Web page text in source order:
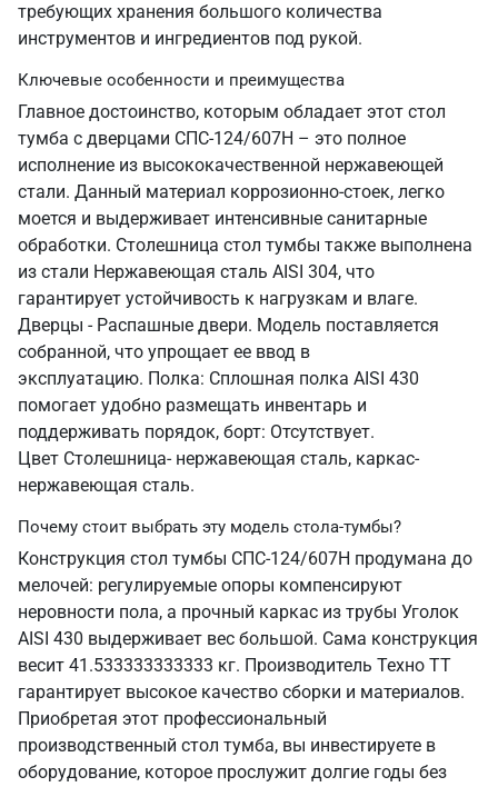
требующих хранения большого количества
инструментов и ингредиентов под рукой.
Ключевые особенности и преимущества
Главное достоинство, которым обладает этот стол
тумба с дверцами СПС-124/607Н – это полное
исполнение из высококачественной нержавеющей
стали. Данный материал коррозионно-стоек, легко
моется и выдерживает интенсивные санитарные
обработки. Столешница стол тумбы также выполнена
из стали Нержавеющая сталь AISI 304, что
гарантирует устойчивость к нагрузкам и влаге.
Дверцы - Распашные двери. Модель поставляется
собранной, что упрощает ее ввод в
эксплуатацию. Полка: Сплошная полка AISI 430
помогает удобно размещать инвентарь и
поддерживать порядок, борт: Отсутствует.
Цвет Столешница- нержавеющая сталь, каркас-
нержавеющая сталь.
Почему стоит выбрать эту модель стола-тумбы?
Конструкция стол тумбы СПС-124/607Н продумана до
мелочей: регулируемые опоры компенсируют
неровности пола, а прочный каркас из трубы Уголок
AISI 430 выдерживает вес большой. Сама конструкция
весит 41.533333333333 кг. Производитель Техно ТТ
гарантирует высокое качество сборки и материалов.
Приобретая этот профессиональный
производственный стол тумба, вы инвестируете в
оборудование, которое прослужит долгие годы без